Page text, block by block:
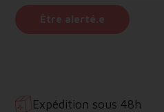
À partir de 6 ans
Être alerté.e
Expédition sous 48h